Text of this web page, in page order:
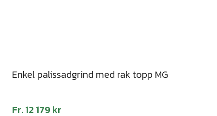
Enkel palissadgrind med rak topp MG
Fr.12 179 kr